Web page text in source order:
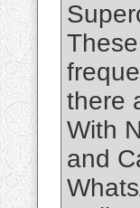
there
With
and